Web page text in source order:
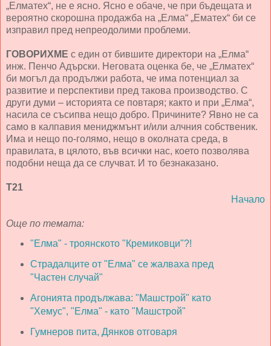
„Елматех“, не е ясно. Ясно е обаче, че при бъдещата и
вероятно скорошна продажба на „Елма“ „Ематех“ би се
изправил пред непреодолими проблеми.
ГОВОРИХМЕ с един от бившите директори на „Елма“
инж. Пенчо Адърски. Неговата оценка бе, че „Елматех“
би могъл да продължи работа, че има потенциал за
развитие и перспективи пред такова производство. С
други думи – историята се повтаря; както и при „Елма“,
насила се съсипва нещо добро. Причините? Явно не са
само в калпавия мениджмънт и/или алчния собственик.
Има и нещо по-голямо, нещо в околната среда, в
правилата, в цялото, във всички нас, което позволява
подобни неща да се случват. И то безнаказано.
Т21
Начало
Още по темата:
"Елма" - троянското "Кремиковци"?!
Страдалците от "Елма" се жалваха пред
"Частен случай"
Агонията продължава: "Машстрой" като
"Хемус", "Елма" - като "Машстрой"
Гумнеров пита, Дянков отговаря